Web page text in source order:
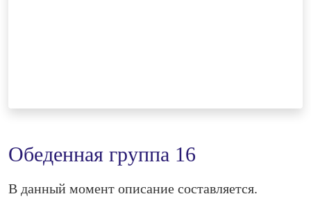
Обеденная группа 16
В данный момент описание составляется.